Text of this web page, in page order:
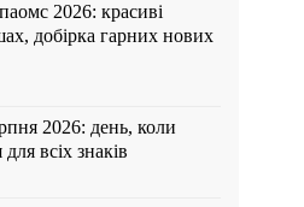
2026: красиві
добірка гарних нових
2026: день, коли
всіх знаків